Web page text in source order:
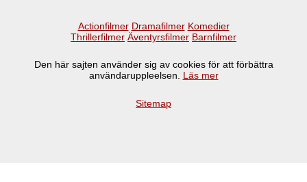
Actionfilmer Dramafilmer Komedier
Thrillerfilmer Äventyrsfilmer Barnfilmer
Den här sajten använder sig av cookies för att förbättra
användaruppleelsen. Läs mer
Sitemap